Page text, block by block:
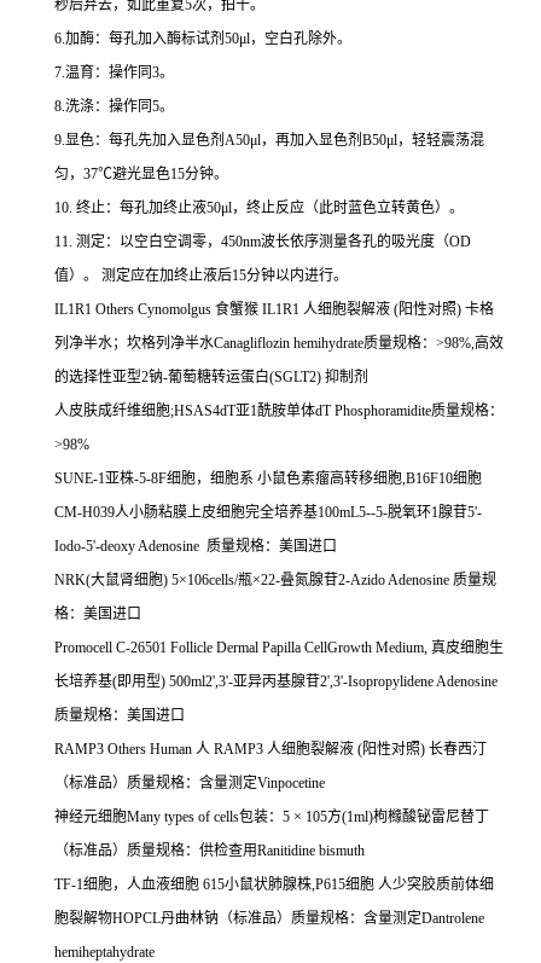
秒后弃去，如此重复5次，拍干。
6.加酶：每孔加入酶标试剂 50μl，空白孔除外。
7.温育：操作同 3。
8.洗涤：操作同 5。
9.显色：每孔先加入显色剂 A50μl，再加入显色剂 B50μl，轻轻震荡混
匀， 37℃避光显色15分钟。
10. 终止：每孔加终止液50μl，终止反应（此时蓝色立转黄色）。
11. 测定：以空白空调零， 450nm波长依序测量各孔的吸光度（OD
值）。
测定应在加终止液后15分钟以内进行。
IL1R1 Others Cynomolgus 食蟹猴 IL1R1 人细胞裂解液 (阳性对照) 卡格
列净半水；坎格列净半水Canagliflozin hemihydrate质量规格： >98%,高效
的选择性亚型2钠-葡萄糖转运蛋白(SGLT2) 抑制剂
人皮肤成纤维细胞;HSAS4dT亚1酰胺单体dT Phosphoramidite质量规格：
>98%
SUNE-1亚株-5-8F细胞，细胞系 小鼠色素瘤高转移细胞,B16F10细胞
CM-H039人小肠粘膜上皮细胞完全培养基100mL5--5-脱氧环1腺苷5'-
Iodo-5'-deoxy Adenosine 质量规格：美国进口
NRK(大鼠肾细胞) 5×106cells/瓶×22-叠氮腺苷2-Azido Adenosine 质量规
格：美国进口
Promocell C-26501 Follicle Dermal Papilla CellGrowth Medium, 真皮细胞生
长培养基(即用型) 500ml2',3'-亚异丙基腺苷2',3'-Isopropylidene Adenosine
质量规格：美国进口
RAMP3 Others Human 人 RAMP3 人细胞裂解液 (阳性对照) 长春西汀
（标准品）质量规格：含量测定Vinpocetine
神经元细胞Many types of cells包装： 5 × 105方(1ml)枸橼酸铋雷尼替丁
（标准品）质量规格：供检查用Ranitidine bismuth
TF-1细胞，人血液细胞 615小鼠状肺腺株,P615细胞 人少突胶质前体细
胞裂解物HOPCL丹曲林钠（标准品）质量规格：含量测定Dantrolene
hemiheptahydrate